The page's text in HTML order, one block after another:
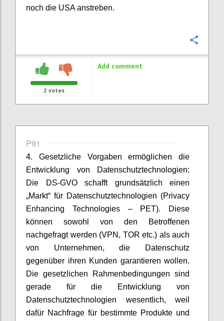
noch die USA anstreben.
2 votes
Add comment
P91
4. Gesetzliche Vorgaben ermöglichen die
Entwicklung von Datenschutztechnologien:
Die DS-GVO schafft grundsätzlich einen
„Markt“ für Datenschutztechnologien (Privacy
Enhancing Technologies – PET). Diese
können sowohl von den Betroffenen
nachgefragt werden (VPN, TOR etc.) als auch
von Unternehmen, die Datenschutz
gegenüber ihren Kunden garantieren wollen.
Die gesetzlichen Rahmenbedingungen sind
gerade für die Entwicklung von
Datenschutztechnologien wesentlich, weil
dafür Nachfrage für bestimmte Produkte und